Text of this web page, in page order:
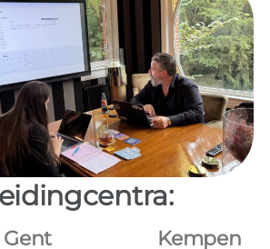
Gent Kempen